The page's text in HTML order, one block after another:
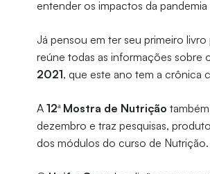
entender os impactos da
Já pensou em ter seu primeiro
reúne todas as informações sobre
2021, que este ano tem a crônica
A12ª Mostra de Nutrição
dezembro e traz pesquisas,
dos módulos do curso de Nutrição.